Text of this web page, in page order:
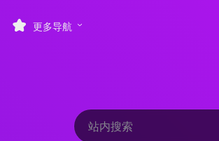
更多导航